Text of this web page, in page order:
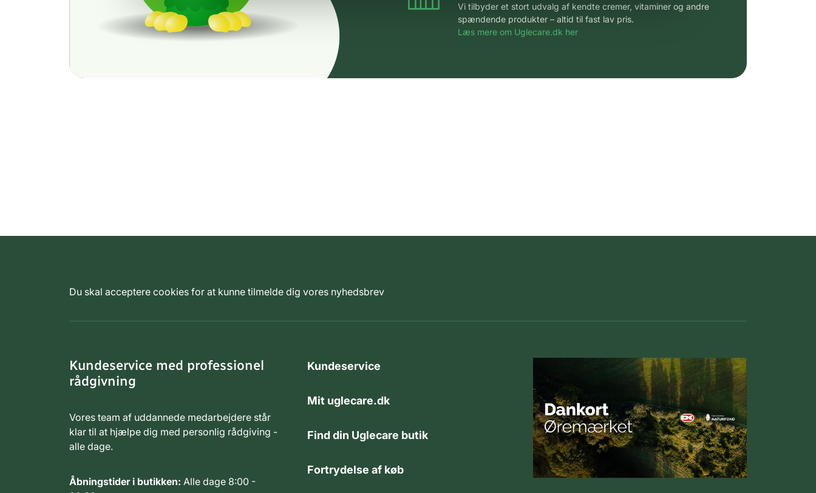
Vi tilbyder et stort udvalg af kendte cremer, vitaminer og andre
spændende produkter – altid til fast lav pris.
Læs mere om Uglecare.dk her
Du skal acceptere cookies for at kunne tilmelde dig vores nyhedsbrev
Kundeservice med professionel
rådgivning
Vores team af uddannede medarbejdere står
klar til at hjælpe dig med personlig rådgiving -
alle dage.
Åbningstider i butikken: Alle dage 8:00 -
Kundeservice
Mit uglecare.dk
Find din Uglecare butik
Fortrydelse af køb